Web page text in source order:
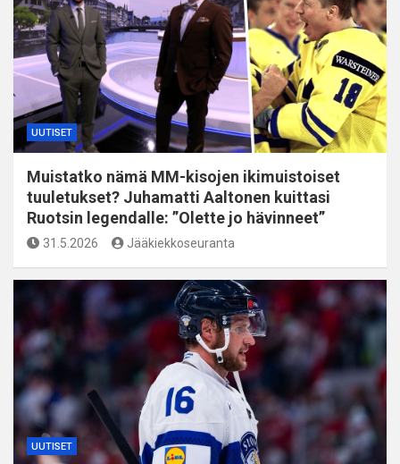
UUTISET
Muistatko nämä MM-kisojen ikimuistoiset
tuuletukset? Juhamatti Aaltonen kuittasi
Ruotsin legendalle: ”Olette jo hävinneet”
31.5.2026 Jääkiekkoseuranta
UUTISET